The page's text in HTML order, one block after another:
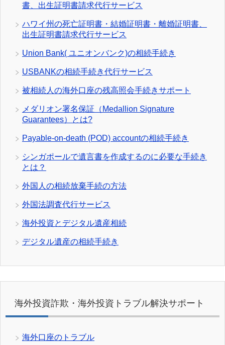
書、出生証明書請求代行サービス
ハワイ州の死亡証明書・結婚証明書・離婚証明書、
出生証明書請求代行サービス
Union Bank( ユニオンバンク)の相続手続き
USBANKの相続手続き代行サービス
被相続人の海外口座の残高照会手続きサポート
メダリオン署名保証（Medallion Signature
Guarantees）とは?
Payable-on-death (POD) accountの相続手続き
シンガポールで遺言書を作成するのに必要な手続き
とは？
外国人の相続放棄手続の方法
外国法調査代行サービス
海外投資とデジタル遺産相続
デジタル遺産の相続手続き
海外投資詐欺・海外投資トラブル解決サポート
海外口座のトラブル